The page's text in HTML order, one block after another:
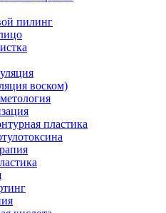
пилинг
воском)
пластика